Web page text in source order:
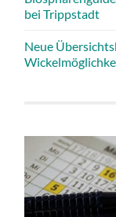
bei Trippstadt
Neue